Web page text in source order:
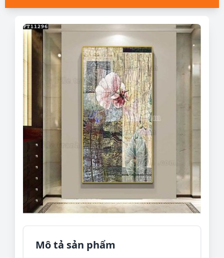
Mô tả sản phẩm